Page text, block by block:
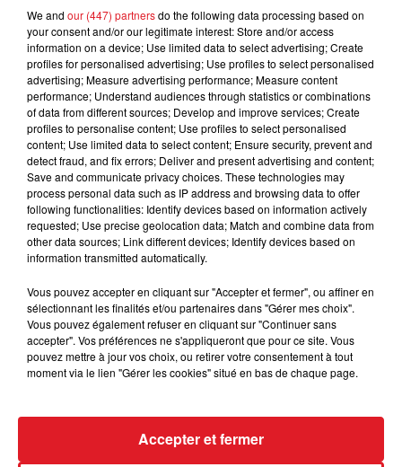
RDL fait la fête avec vous pour votre
soirée du 31 décembre !
22 décembre 2023
RDL VOUS SOUHAITE DE BELLES
FÊTES DE FIN D'ANNÉE
12 décembre 2023
We and our (447) partnersdo the following data processing based on
your consent and/or our legitimate interest: Store and/or access
information on a device; Use limited data to select advertising; Create
profiles for personalised advertising; Use profiles to select personalised
advertising; Measure advertising performance; Measure content
performance; Understand audiences through statistics or combinations
of data from different sources; Develop and improve services; Create
profiles to personalise content; Use profiles to select personalised
content; Use limited data to select content; Ensure security, prevent and
detect fraud, and fix errors; Deliver and present advertising and content;
Save and communicate privacy choices. These technologies may
process personal data such as IP address and browsing data to offer
following functionalities: Identify devices based on information actively
requested; Use precise geolocation data; Match and combine data from
other data sources; Link different devices; Identify devices based on
information transmitted automatically.
Vous pouvez accepter en cliquant sur "Accepter et fermer", ou affiner en
sélectionnant les finalités et/ou partenaires dans "Gérer mes choix".
Vous pouvez également refuser en cliquant sur "Continuer sans
accepter". Vos préférences ne s'appliqueront que pour ce site. Vous
pouvez mettre à jour vos choix, ou retirer votre consentement à tout
moment via le lien "Gérer les cookies" situé en bas de chaque page.
Accepter et fermer